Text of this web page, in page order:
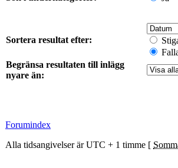
Sortera resultat efter:
Begränsa resultaten till inlägg
nyare än:
Forumindex
Alla tidsangivelser är UTC + 1 timme [